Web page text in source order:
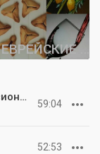
Пинхас Рутенберг. Эсер и сионис
59:04
52:53